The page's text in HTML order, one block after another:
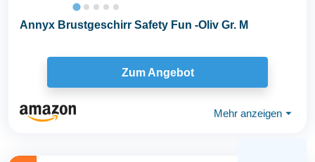
Annyx Brustgeschirr Safety Fun -Oliv Gr. M
Zum Angebot
Mehr anzeigen ⏷